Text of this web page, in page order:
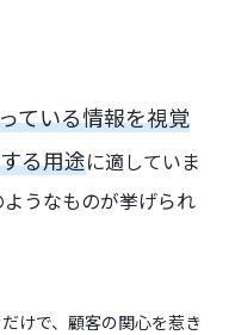
ている情報を視覚
る用途に適していま
うなものが挙げられ
けで、顧客の関心を惹き